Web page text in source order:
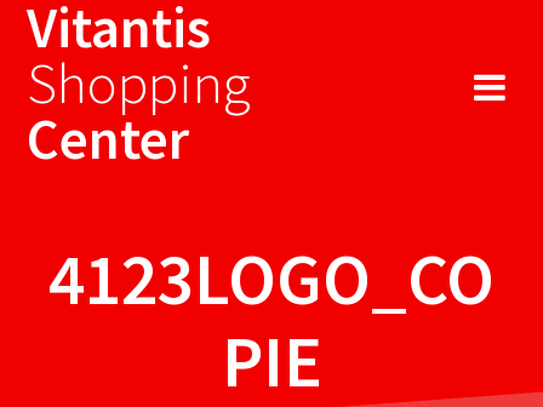
Vitantis
Shopping
Center
4123LOGO_CO
PIE